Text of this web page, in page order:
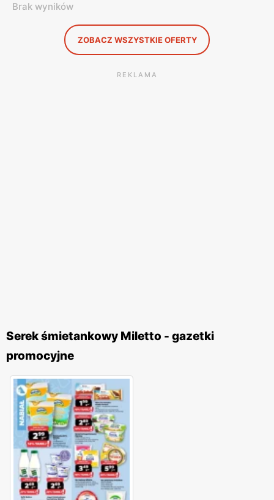
Brak wyników
ZOBACZ WSZYSTKIE OFERTY
REKLAMA
Serek śmietankowy Miletto - gazetki
promocyjne